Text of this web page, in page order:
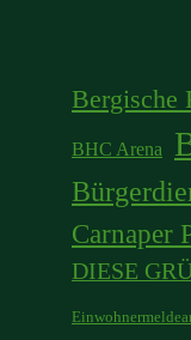
Bergische
BHC Arena
Carnaper
DIESE